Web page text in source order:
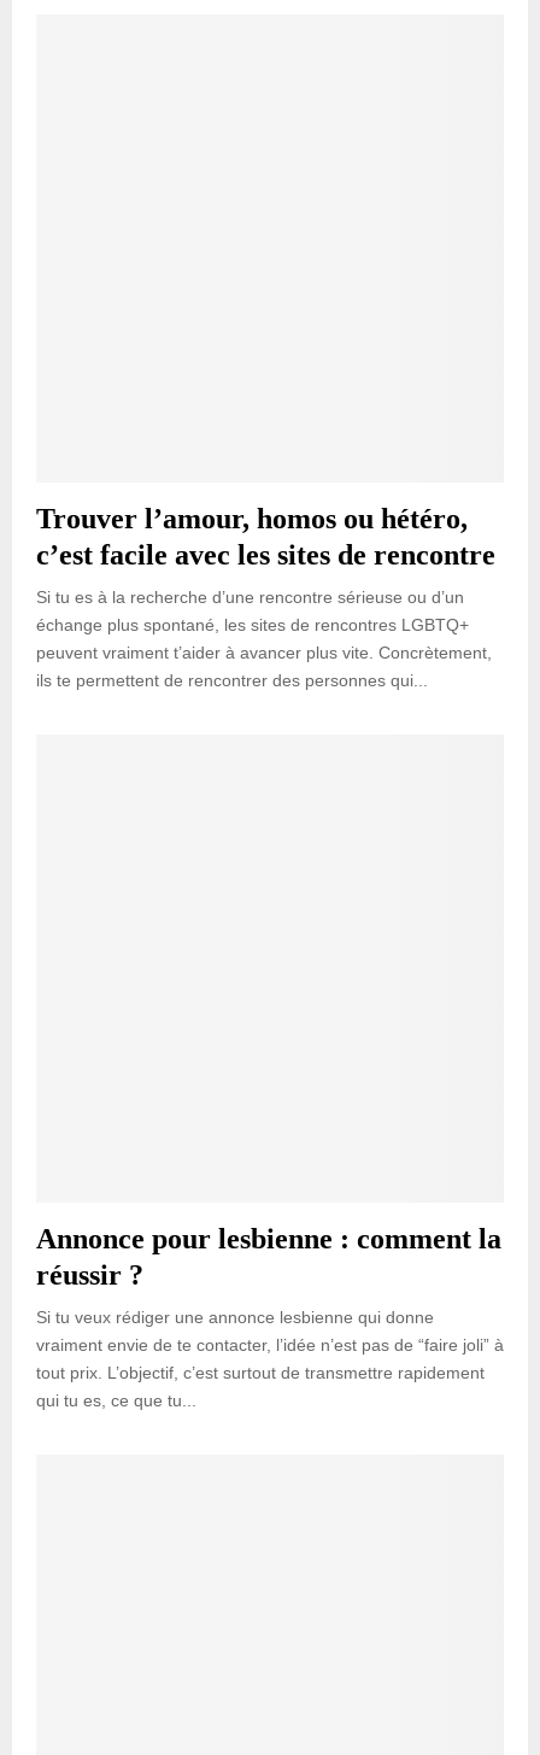
Trouver l’amour, homos ou hétéro,
c’est facile avec les sites de rencontre
Si tu es à la recherche d’une rencontre sérieuse ou d’un
échange plus spontané, les sites de rencontres LGBTQ+
peuvent vraiment t’aider à avancer plus vite. Concrètement,
ils te permettent de rencontrer des personnes qui...
Annonce pour lesbienne : comment la
réussir ?
Si tu veux rédiger une annonce lesbienne qui donne
vraiment envie de te contacter, l’idée n’est pas de “faire joli” à
tout prix. L’objectif, c’est surtout de transmettre rapidement
qui tu es, ce que tu...